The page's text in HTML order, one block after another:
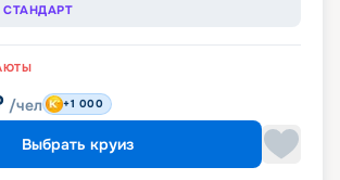
СТАНДАРТ
/чел +1 000
Выбрать круиз